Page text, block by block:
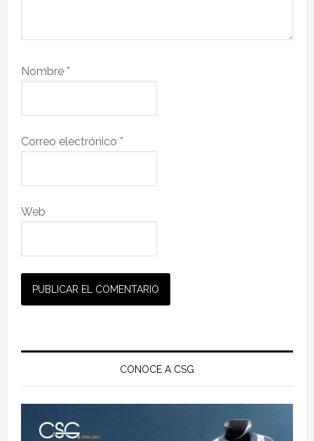
Nombre *
Correo electrónico *
Web
Barra
principal
CONOCE A CSG